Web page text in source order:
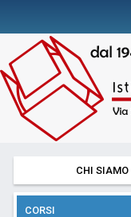
CHI SIAMO
CORSI